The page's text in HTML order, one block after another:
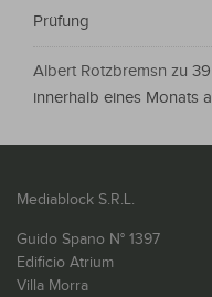
Prüfung
Albert Rotzbremsn zu
innerhalb eines Monats
Mediablock S.R.L.
Guido Spano N° 1397
Edificio Atrium
Villa Morra